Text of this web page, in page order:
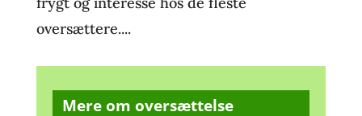
oversættere....
Mere om oversættelse